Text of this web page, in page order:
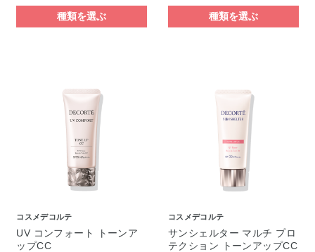
種類を選ぶ 種類を選ぶ
コスメデコルテ
UV コンフォート トーンア
ップCC
コスメデコルテ
サンシェルター マルチ プロ
テクション トーンアップCC